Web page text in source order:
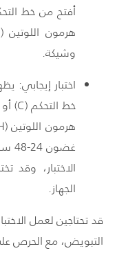
أفتح من خط
هرمون اللوتين (
وشيكة.
اختبار إيجابي:
خط التحكم (C
)
هرمون اللوتين (
الاختبار، وقد
الجهاز.
التبويض، مع الحرص